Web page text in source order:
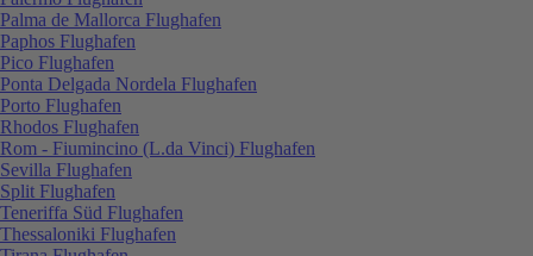
Palma de Mallorca Flughafen
Paphos Flughafen
Pico Flughafen
Ponta Delgada Nordela Flughafen
Porto Flughafen
Rhodos Flughafen
Rom - Fiumincino (L.da Vinci) Flughafen
Sevilla Flughafen
Split Flughafen
Teneriffa Süd Flughafen
Thessaloniki Flughafen